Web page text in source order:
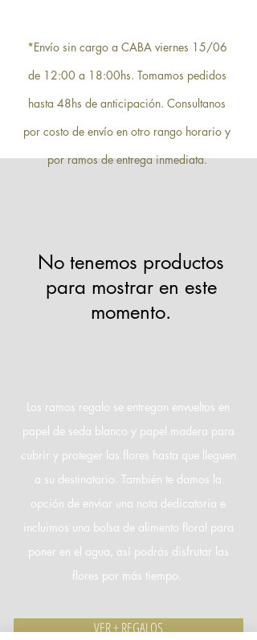
No tenemos productos
para mostrar en este
momento.
Los ramos regalo se entregan envueltos en
papel de seda blanco y papel madera para
cubrir y proteger las flores hasta que lleguen
a su destinatario. También te damos la
opción de enviar una nota dedicatoria e
incluimos una bolsa de alimento floral para
poner en el agua, así podrás disfrutar las
flores por más tiempo.
VER + REGALOS
*Envío sin cargo a CABA viernes 15/06
de 12:00 a 18:00hs. Tomamos pedidos
hasta 48hs de anticipación. Consultanos
por costo de envío en otro rango horario y
por ramos de entrega inmediata.